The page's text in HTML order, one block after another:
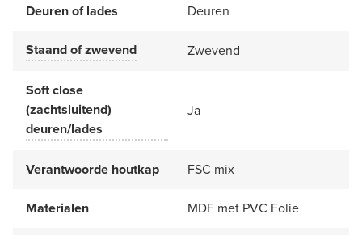
Deuren of lades
Deuren
Staand of zwevend Zwevend
Soft close
(zachtsluitend)
deuren/lades
Ja
Verantwoorde houtkap FSC mix
Materialen MDF met PVC Folie